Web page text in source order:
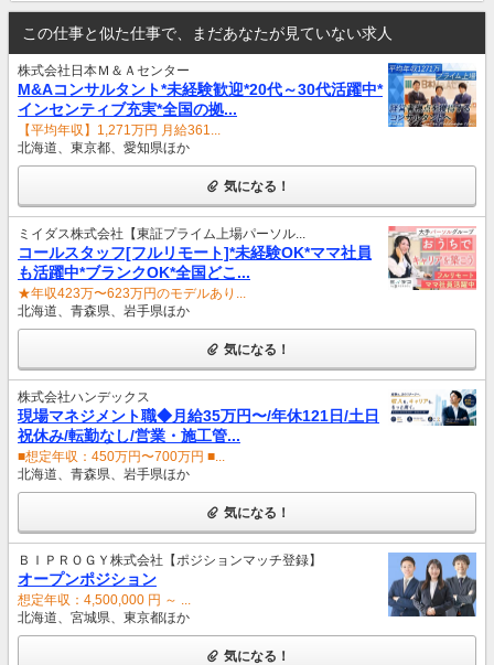
この仕事と似た仕事で、まだあなたが見ていない求人
株式会社日本Ｍ＆Ａセンター
M&Aコンサルタント*未経験歓迎*20代～30代活躍中*
インセンティブ充実*全国の拠...
【平均年収】1,271万円 月給361...
北海道、東京都、愛知県ほか
気になる！
ミイダス株式会社【東証プライム上場パーソル...
コールスタッフ[フルリモート]*未経験OK*ママ社員
も活躍中*ブランクOK*全国どこ...
★年収423万〜623万円のモデルあり...
北海道、青森県、岩手県ほか
気になる！
株式会社ハンデックス
現場マネジメント職◆月給35万円〜/年休121日/土日
祝休み/転勤なし/営業・施工管...
■想定年収：450万円〜700万円 ■...
北海道、青森県、岩手県ほか
気になる！
ＢＩＰＲＯＧＹ株式会社【ポジションマッチ登録】
オープンポジション
想定年収：4,500,000 円 ～ ...
北海道、宮城県、東京都ほか
気になる！